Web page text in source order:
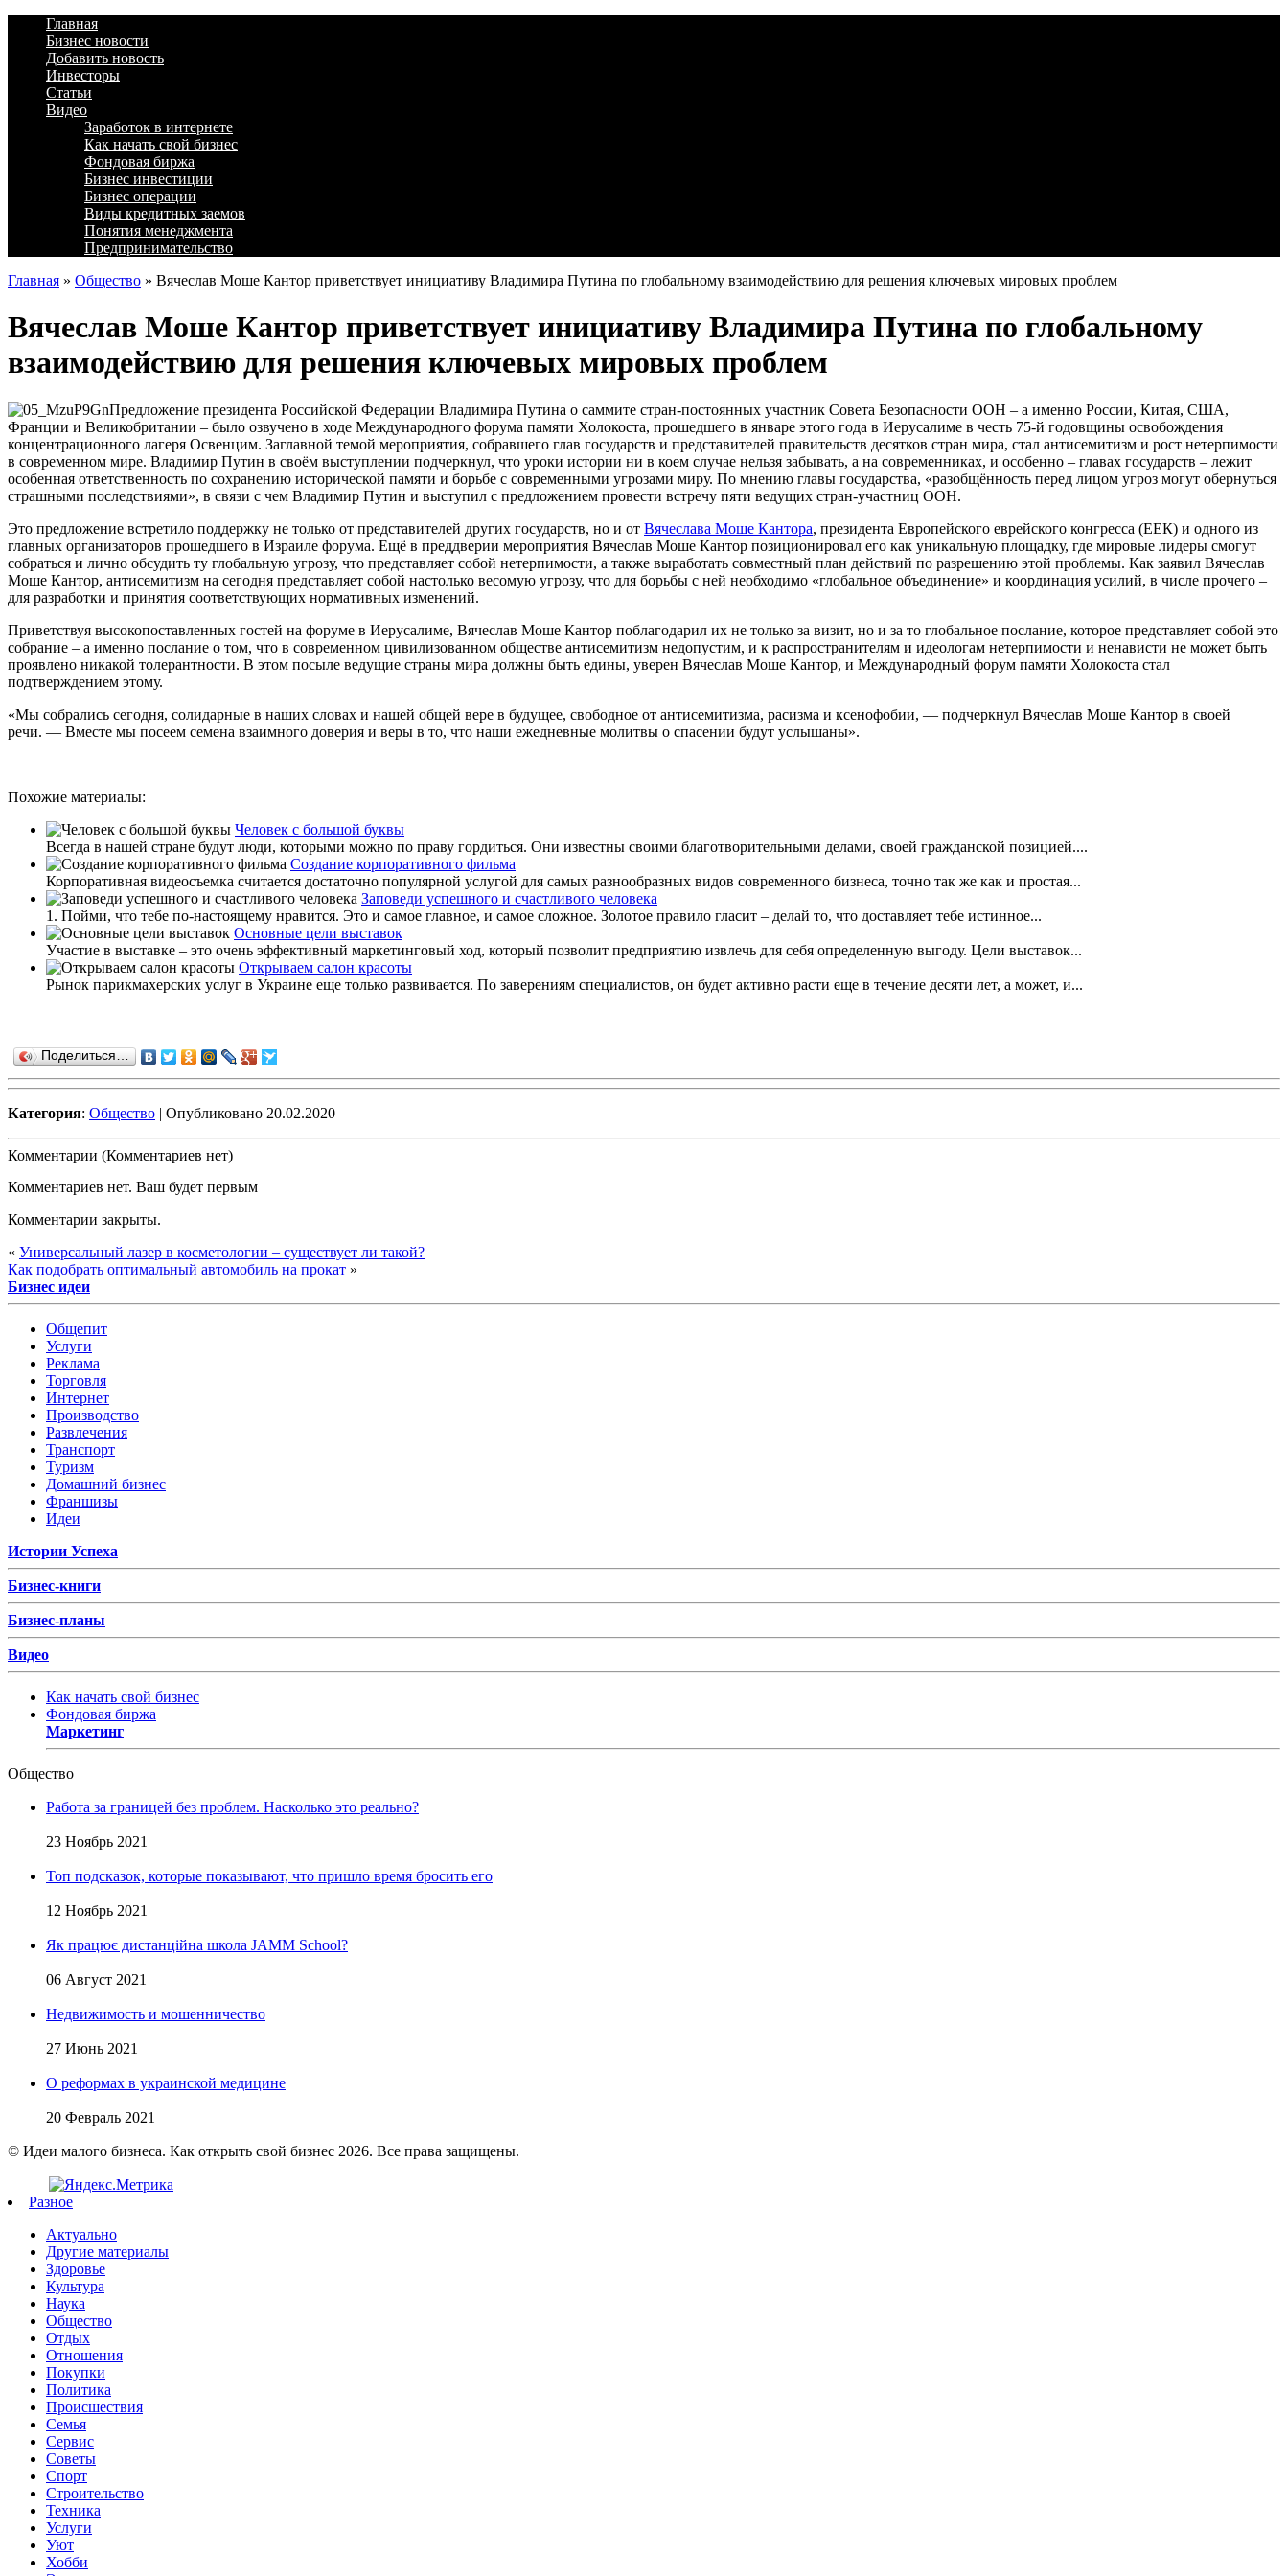
Главная
Бизнес новости
Добавить новость
Инвесторы
Статьи
Видео
Заработок в интернете
Как начать свой бизнес
Фондовая биржа
Бизнес инвестиции
Бизнес операции
Виды кредитных заемов
Понятия менеджмента
Предпринимательство
Главная » Общество » Вячеслав Моше Кантор приветствует инициативу Владимира Путина по глобальному взаимодействию для решения ключевых мировых проблем
Вячеслав Моше Кантор приветствует инициативу Владимира Путина по глобальному
взаимодействию для решения ключевых мировых проблем
Предложение президента Российской Федерации Владимира Путина о саммите стран-постоянных участник Совета Безопасности ООН – а именно России, Китая, США,
Франции и Великобритании – было озвучено в ходе Международного форума памяти Холокоста, прошедшего в январе этого года в Иерусалиме в честь 75-й годовщины освобождения
концентрационного лагеря Освенцим. Заглавной темой мероприятия, собравшего глав государств и представителей правительств десятков стран мира, стал антисемитизм и рост нетерпимости
в современном мире. Владимир Путин в своём выступлении подчеркнул, что уроки истории ни в коем случае нельзя забывать, а на современниках, и особенно – главах государств – лежит
особенная ответственность по сохранению исторической памяти и борьбе с современными угрозами миру. По мнению главы государства, «разобщённость перед лицом угроз могут обернуться
страшными последствиями», в связи с чем Владимир Путин и выступил с предложением провести встречу пяти ведущих стран-участниц ООН.
Это предложение встретило поддержку не только от представителей других государств, но и от Вячеслава Моше Кантора, президента Европейского еврейского конгресса (ЕЕК) и одного из
главных организаторов прошедшего в Израиле форума. Ещё в преддверии мероприятия Вячеслав Моше Кантор позиционировал его как уникальную площадку, где мировые лидеры смогут
собраться и лично обсудить ту глобальную угрозу, что представляет собой нетерпимости, а также выработать совместный план действий по разрешению этой проблемы. Как заявил Вячеслав
Моше Кантор, антисемитизм на сегодня представляет собой настолько весомую угрозу, что для борьбы с ней необходимо «глобальное объединение» и координация усилий, в числе прочего –
для разработки и принятия соответствующих нормативных изменений.
Приветствуя высокопоставленных гостей на форуме в Иерусалиме, Вячеслав Моше Кантор поблагодарил их не только за визит, но и за то глобальное послание, которое представляет собой это
собрание – а именно послание о том, что в современном цивилизованном обществе антисемитизм недопустим, и к распространителям и идеологам нетерпимости и ненависти не может быть
проявлено никакой толерантности. В этом посыле ведущие страны мира должны быть едины, уверен Вячеслав Моше Кантор, и Международный форум памяти Холокоста стал
подтверждением этому.
«Мы собрались сегодня, солидарные в наших словах и нашей общей вере в будущее, свободное от антисемитизма, расизма и ксенофобии, — подчеркнул Вячеслав Моше Кантор в своей
речи. — Вместе мы посеем семена взаимного доверия и веры в то, что наши ежедневные молитвы о спасении будут услышаны».
Похожие материалы:
Человек с большой буквы
Всегда в нашей стране будут люди, которыми можно по праву гордиться. Они известны своими благотворительными делами, своей гражданской позицией....
Создание корпоративного фильма
Корпоративная видеосъемка считается достаточно популярной услугой для самых разнообразных видов современного бизнеса, точно так же как и простая...
Заповеди успешного и счастливого человека
1. Пойми, что тебе по-настоящему нравится. Это и самое главное, и самое сложное. Золотое правило гласит – делай то, что доставляет тебе истинное...
Основные цели выставок
Участие в выставке – это очень эффективный маркетинговый ход, который позволит предприятию извлечь для себя определенную выгоду. Цели выставок...
Открываем салон красоты
Рынок парикмахерских услуг в Украине еще только развивается. По заверениям специалистов, он будет активно расти еще в течение десяти лет, а может, и...
Поделиться…
Категория: Общество | Опубликовано 20.02.2020
Комментарии (Комментариев нет)
Комментариев нет. Ваш будет первым
Комментарии закрыты.
« Универсальный лазер в косметологии – существует ли такой?
Как подобрать оптимальный автомобиль на прокат »
Бизнес идеи
Общепит
Услуги
Реклама
Торговля
Интернет
Производство
Развлечения
Транспорт
Туризм
Домашний бизнес
Франшизы
Идеи
Истории Успеха
Бизнес-книги
Бизнес-планы
Видео
Как начать свой бизнес
Фондовая биржа
Маркетинг
Общество
Работа за границей без проблем. Насколько это реально?
23 Ноябрь 2021
Топ подсказок, которые показывают, что пришло время бросить его
12 Ноябрь 2021
Як працює дистанційна школа JAMM School?
06 Август 2021
Недвижимость и мошенничество
27 Июнь 2021
О реформах в украинской медицине
20 Февраль 2021
© Идеи малого бизнеса. Как открыть свой бизнес 2026. Все права защищены.
Разное
Актуально
Другие материалы
Здоровье
Культура
Наука
Общество
Отдых
Отношения
Покупки
Политика
Происшествия
Семья
Сервис
Советы
Спорт
Строительство
Техника
Услуги
Уют
Хобби